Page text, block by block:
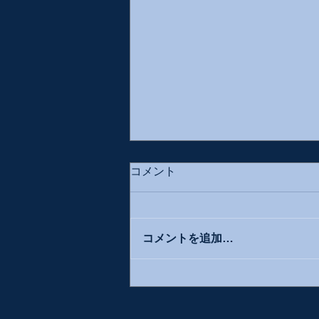
コメント
コメントを追加…